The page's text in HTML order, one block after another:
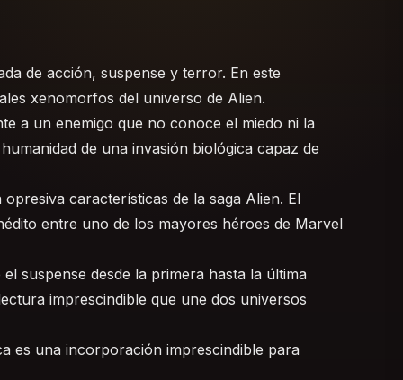
de acción, suspense y terror. En este
xenomorfos del universo de Alien.
a un enemigo que no conoce el miedo ni la
de una invasión biológica capaz de
características de la saga Alien. El
entre uno de los mayores héroes de Marvel
suspense desde la primera hasta la última
imprescindible que une dos universos
es una incorporación imprescindible para